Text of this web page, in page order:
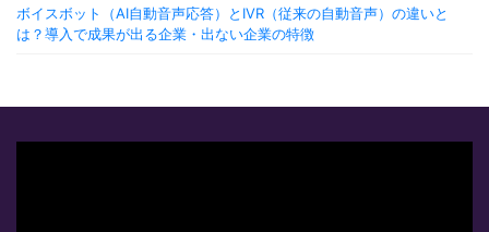
ボイスボット（AI自動音声応答）とIVR（従来の自動音声）の違いと
は？導入で成果が出る企業・出ない企業の特徴